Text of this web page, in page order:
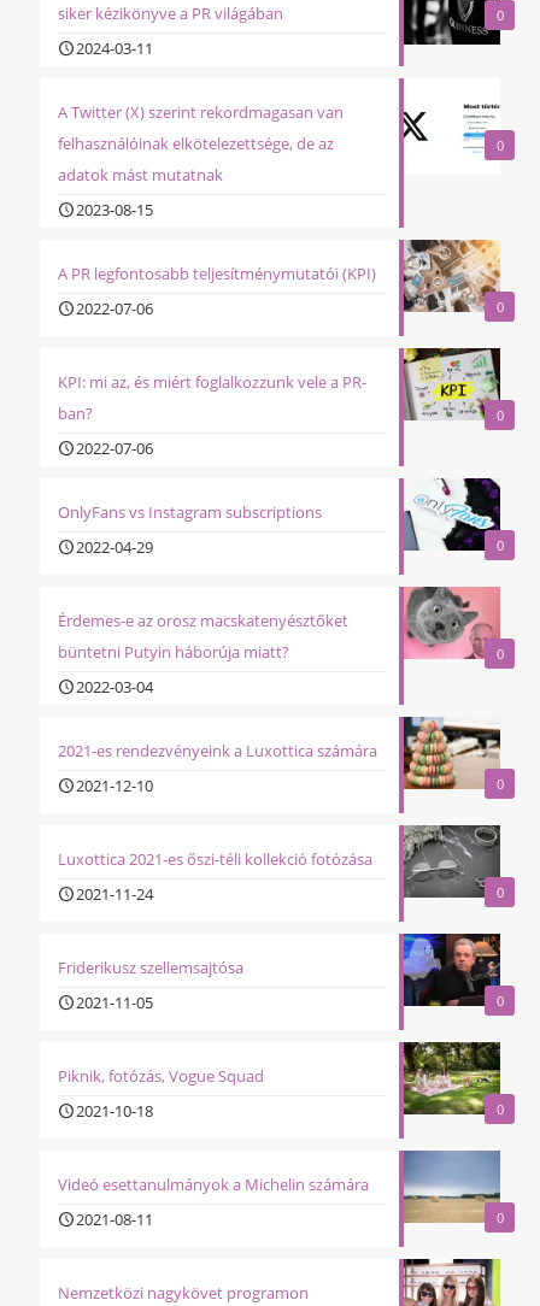
0
siker kézikönyve a PR világában
2024-03-11
0
A Twitter (X) szerint rekordmagasan van
felhasználóinak elkötelezettsége, de az
adatok mást mutatnak
2023-08-15
0
A PR legfontosabb teljesítménymutatói (KPI)
2022-07-06
0
KPI: mi az, és miért foglalkozzunk vele a PR-
ban?
2022-07-06
0
OnlyFans vs Instagram subscriptions
2022-04-29
0
Érdemes-e az orosz macskatenyésztőket
büntetni Putyin háborúja miatt?
2022-03-04
0
2021-es rendezvényeink a Luxottica számára
2021-12-10
0
Luxottica 2021-es őszi-téli kollekció fotózása
2021-11-24
0
Friderikusz szellemsajtósa
2021-11-05
0
Piknik, fotózás, Vogue Squad
2021-10-18
0
Videó esettanulmányok a Michelin számára
2021-08-11
Nemzetközi nagykövet programon